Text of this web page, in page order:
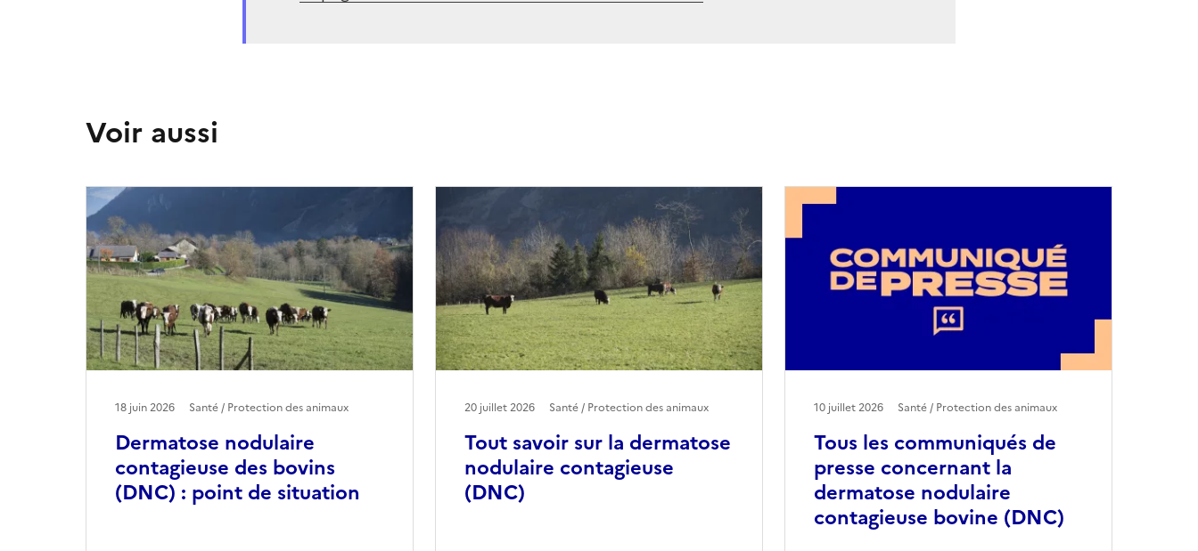
Voir aussi
Dermatose nodulaire
contagieuse des bovins
(DNC) : point de situation
18 juin 2026 Santé / Protection des animaux
Tout savoir sur la dermatose
nodulaire contagieuse
(DNC)
20 juillet 2026 Santé / Protection des animaux
Tous les communiqués de
presse concernant la
dermatose nodulaire
contagieuse bovine (DNC)
10 juillet 2026 Santé / Protection des animaux